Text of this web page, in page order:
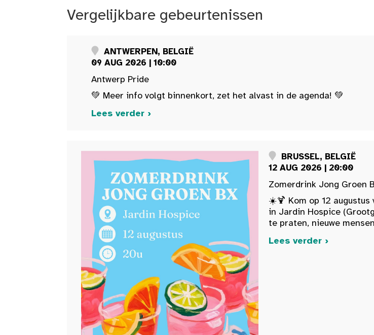
Vergelijkbare gebeurtenissen
ANTWERPEN, BELGIË
09 AUG 2026 | 10:00
Antwerp Pride
💚 Meer info volgt binnenkort, zet het alvast in de agenda! 💚
Lees verder ›
BRUSSEL, BELGIË
12 AUG 2026 | 20:00
Zomerdrink Jong Groen
☀️🍹 Kom op 12
in Jardin Hospice
te praten, nieuwe
Lees verder ›